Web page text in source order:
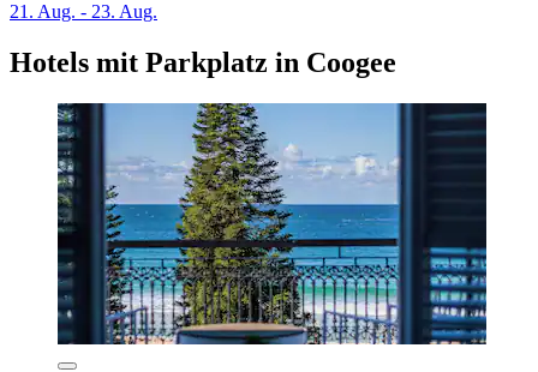
21. Aug. - 23. Aug.
Hotels mit Parkplatz in Coogee